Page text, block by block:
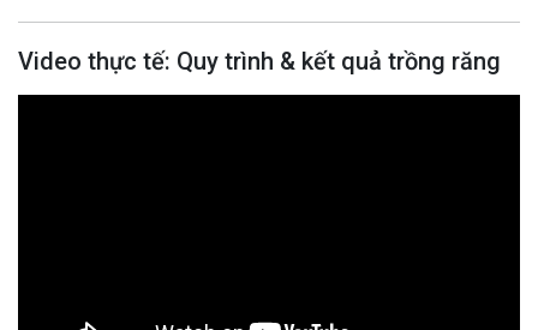
Video thực tế: Quy trình & kết quả trồng răng